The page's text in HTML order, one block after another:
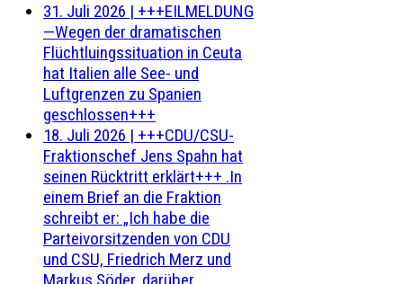
31. Juli 2026 | +++EILMELDUNG
—Wegen der dramatischen
Flüchtluingssituation in Ceuta
hat Italien alle See- und
Luftgrenzen zu Spanien
geschlossen+++
18. Juli 2026 | +++CDU/CSU-
Fraktionschef Jens Spahn hat
seinen Rücktritt erklärt+++ .In
einem Brief an die Fraktion
schreibt er: „Ich habe die
Parteivorsitzenden von CDU
und CSU, Friedrich Merz und